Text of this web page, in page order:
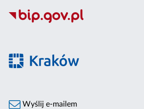
Wyślij e-mailem